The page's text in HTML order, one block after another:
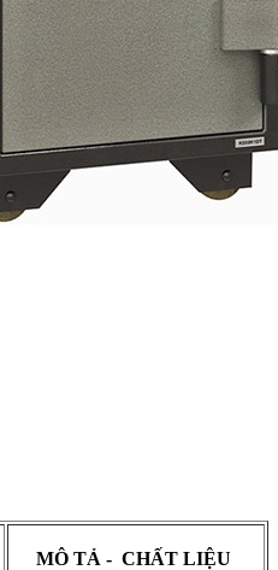
MÔ TẢ - CHẤT LIỆU